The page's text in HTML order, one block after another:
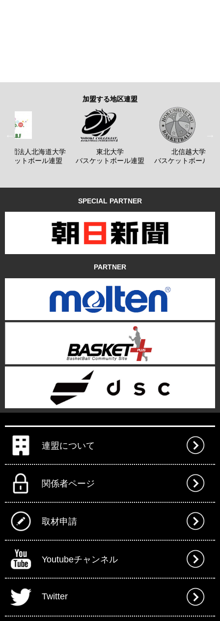
加盟する地区連盟
社団法人北海道大学
ケットボール連盟
東北大学
バスケットボール連盟
北信越大学
バスケットボール連
SPECIAL PARTNER
PARTNER
連盟について
関係者ページ
取材申請
Youtubeチャンネル
Twitter